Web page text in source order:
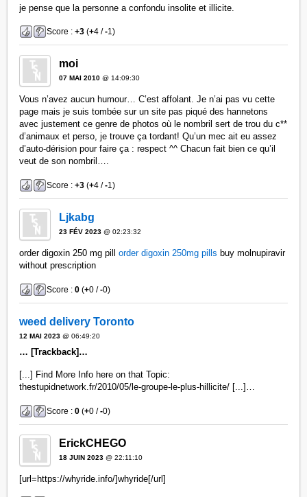
je pense que la personne a confondu insolite et illicite.
Score :+3 (+4 /-1)
moi
07 MAI 2010 @ 14:09:30
Vous n’avez aucun humour… C’est affolant. Je n’ai pas vu cette
page mais je suis tombée sur un site pas piqué des hannetons
avec justement ce genre de photos où le nombril sert de trou du c**
d’animaux et perso, je trouve ça tordant! Qu’un mec ait eu assez
d’auto-dérision pour faire ça : respect ^^ Chacun fait bien ce qu’il
veut de son nombril….
Score :+3 (+4 /-1)
Ljkabg
23 FÉV 2023 @ 02:23:32
order digoxin 250 mg pillorder digoxin 250mg pills buy molnupiravir
without prescription
Score :0 (+0 /-0)
weed delivery Toronto
12 MAI 2023 @ 06:49:20
… [Trackback]…
[...] Find More Info here on that Topic:
thestupidnetwork.fr/2010/05/le-groupe-le-plus-hillicite/ [...]…
Score :0 (+0 /-0)
ErickCHEGO
18 JUIN 2023 @ 22:11:10
[url=https://whyride.info/]whyride[/url]